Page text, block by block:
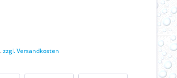
zzgl. Versandkosten